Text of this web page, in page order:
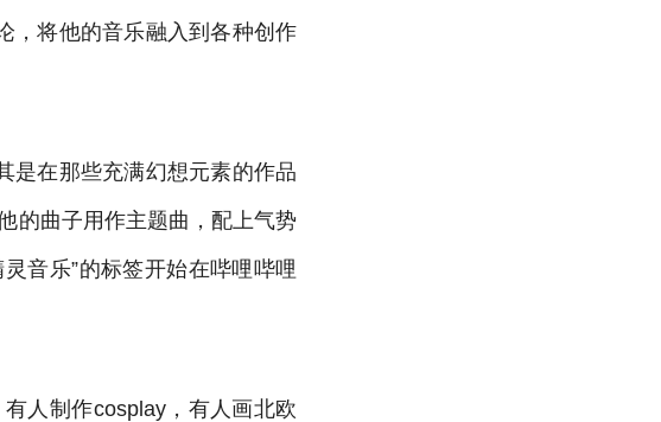
，将他的音乐融入到各种创作
是在那些充满幻想元素的作品
的曲子用作主题曲，配上气势
音乐”的标签开始在哔哩哔哩
人制作cosplay，有人画北欧